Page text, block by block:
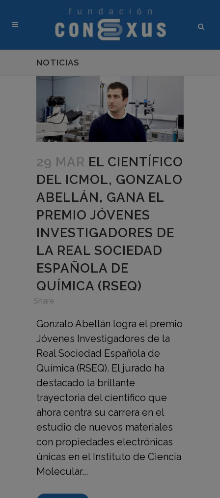
NOTICIAS
29 MAR EL CIENTÍFICO
DEL ICMOL, GONZALO
ABELLÁN, GANA EL
PREMIO JÓVENES
INVESTIGADORES DE
LA REAL SOCIEDAD
ESPAÑOLA DE
QUÍMICA (RSEQ)
Share
Gonzalo Abellán logra el premio
Jóvenes Investigadores de la
Real Sociedad Española de
Química (RSEQ). El jurado ha
destacado la brillante
trayectoria del científico que
ahora centra su carrera en el
estudio de nuevos materiales
con propiedades electrónicas
únicas en el Instituto de Ciencia
Molecular...